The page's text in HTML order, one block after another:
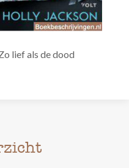
lief als de dood